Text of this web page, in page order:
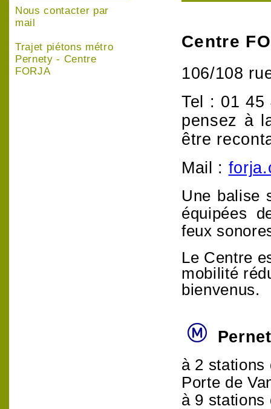
Nous contacter par
mail
Trajet piétons métro
Pernety - Centre
FORJA
Centre
106/108
Tel : 01 45
pensez à
être
Mail :
Une balise
équipées
feux
Le Centre
mobilité
bienvenus.
à 2 stations
Porte de
à 9 stations